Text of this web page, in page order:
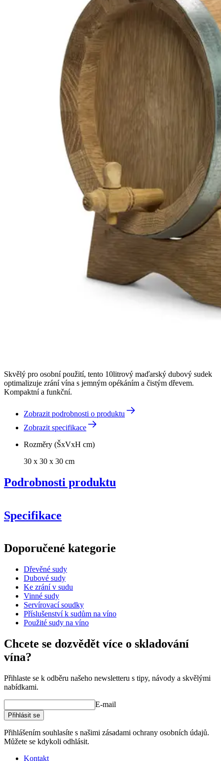
Skvělý pro osobní použití, tento 10litrový maďarský dubový sudek
optimalizuje zrání vína s jemným opékáním a čistým dřevem.
Kompaktní a funkční.
Zobrazit podrobnosti o produktu
Zobrazit specifikace
Rozměry (ŠxVxH cm)
30 x 30 x 30 cm
Podrobnosti produktu
Specifikace
Číslo produktuWOB-HM10
Rozměry (ŠxVxH cm)
Hmotnost (kg)8.2
Výška (cm)
Šířka (cm)30
Hloubka (cm)30
Doporučené kategorie
Dřevěné sudy
Dubové sudy
Ke zrání v sudu
Vinné sudy
Servírovací soudky
Příslušenství k sudům na víno
Použité sudy na víno
Chcete se dozvědět více o skladování
vína?
Přihlaste se k odběru našeho newsletteru s tipy, návody a skvělými
nabídkami.
E-mail
Přihlásit se
Přihlášením souhlasíte s našimi zásadami ochrany osobních údajů.
Můžete se kdykoli odhlásit.
Kontakt